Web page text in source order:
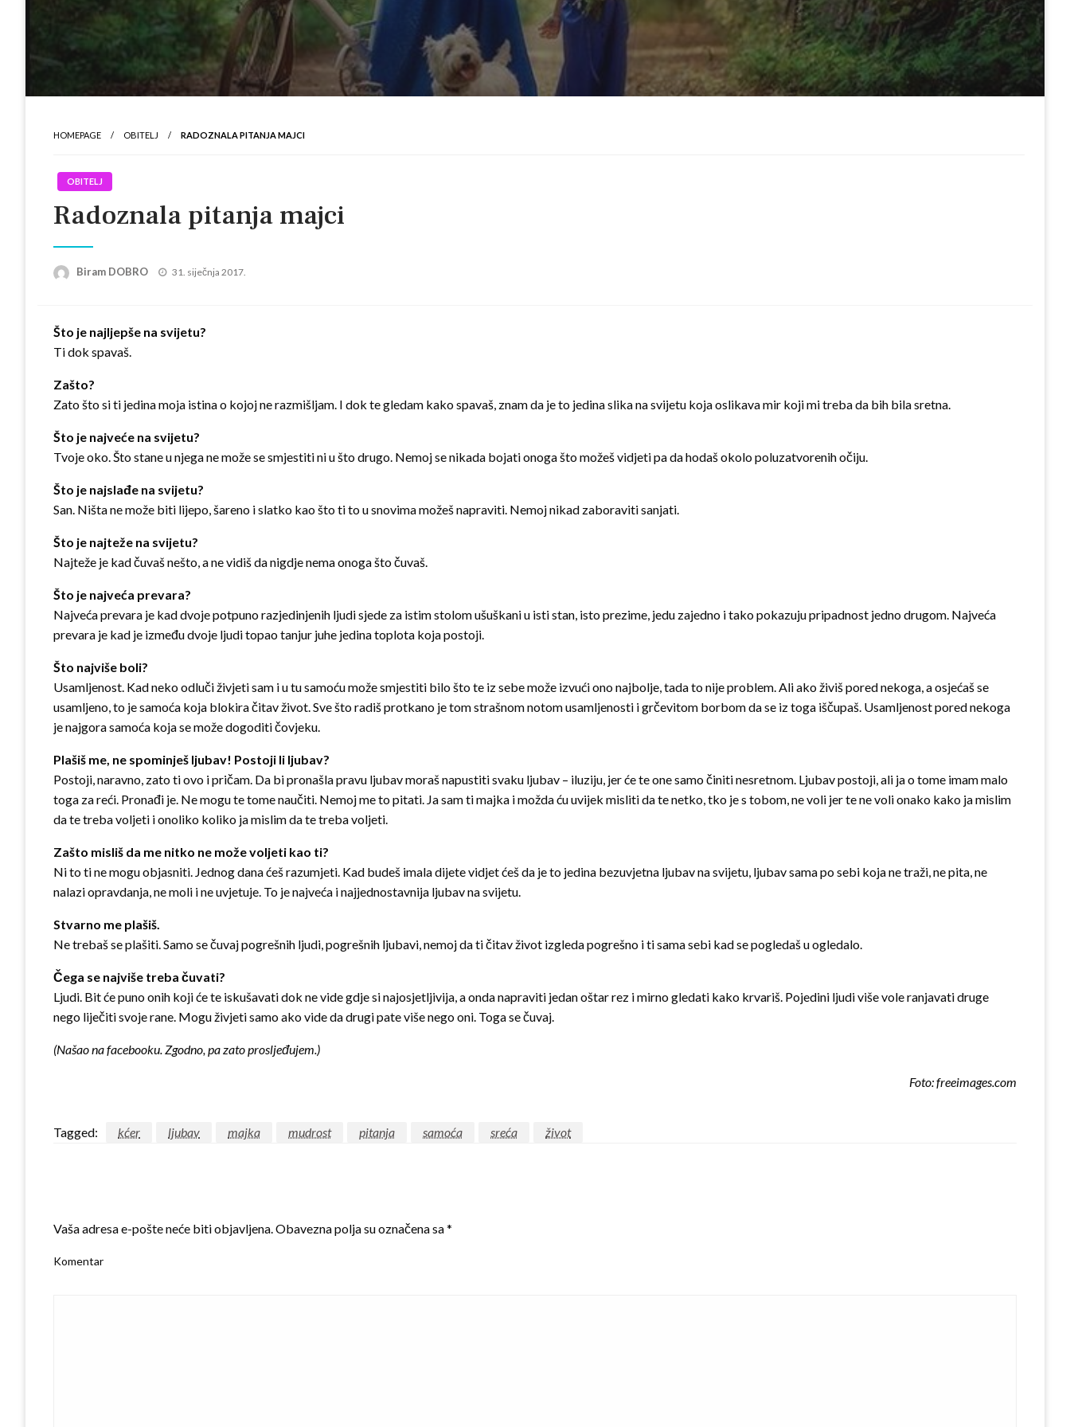
HOMEPAGE OBITELJ RADOZNALA PITANJA MAJCI
OBITELJ
Radoznala pitanja majci
Biram DOBRO
Posted
31. siječnja 2017.
Što je najljepše na svijetu?
Ti dok spavaš.
Zašto?
Zato što si ti jedina moja istina o kojoj ne razmišljam. I dok te gledam kako spavaš, znam da je to jedina slika na svijetu koja oslikava mir koji mi treba da bih bila sretna.
Što je najveće na svijetu?
Tvoje oko. Što stane u njega ne može se smjestiti ni u što drugo. Nemoj se nikada bojati onoga što možeš vidjeti pa da hodaš okolo poluzatvorenih očiju.
Što je najslađe na svijetu?
San. Ništa ne može biti lijepo, šareno i slatko kao što ti to u snovima možeš napraviti. Nemoj nikad zaboraviti sanjati.
Što je najteže na svijetu?
Najteže je kad čuvaš nešto, a ne vidiš da nigdje nema onoga što čuvaš.
Što je najveća prevara?
Najveća prevara je kad dvoje potpuno razjedinjenih ljudi sjede za istim stolom ušuškani u isti stan, isto prezime, jedu zajedno i tako pokazuju pripadnost jedno drugom. Najveća
prevara je kad je između dvoje ljudi topao tanjur juhe jedina toplota koja postoji.
Što najviše boli?
Usamljenost. Kad neko odluči živjeti sam i u tu samoću može smjestiti bilo što te iz sebe može izvući ono najbolje, tada to nije problem. Ali ako živiš pored nekoga, a osjećaš se
usamljeno, to je samoća koja blokira čitav život. Sve što radiš protkano je tom strašnom notom usamljenosti i grčevitom borbom da se iz toga iščupaš. Usamljenost pored nekoga
je najgora samoća koja se može dogoditi čovjeku.
Plašiš me, ne spominješ ljubav! Postoji li ljubav?
Postoji, naravno, zato ti ovo i pričam. Da bi pronašla pravu ljubav moraš napustiti svaku ljubav – iluziju, jer će te one samo činiti nesretnom. Ljubav postoji, ali ja o tome imam malo
toga za reći. Pronađi je. Ne mogu te tome naučiti. Nemoj me to pitati. Ja sam ti majka i možda ću uvijek misliti da te netko, tko je s tobom, ne voli jer te ne voli onako kako ja mislim
da te treba voljeti i onoliko koliko ja mislim da te treba voljeti.
Zašto misliš da me nitko ne može voljeti kao ti?
Ni to ti ne mogu objasniti. Jednog dana ćeš razumjeti. Kad budeš imala dijete vidjet ćeš da je to jedina bezuvjetna ljubav na svijetu, ljubav sama po sebi koja ne traži, ne pita, ne
nalazi opravdanja, ne moli i ne uvjetuje. To je najveća i najjednostavnija ljubav na svijetu.
Stvarno me plašiš.
Ne trebaš se plašiti. Samo se čuvaj pogrešnih ljudi, pogrešnih ljubavi, nemoj da ti čitav život izgleda pogrešno i ti sama sebi kad se pogledaš u ogledalo.
Čega se najviše treba čuvati?
Ljudi. Bit će puno onih koji će te iskušavati dok ne vide gdje si najosjetljivija, a onda napraviti jedan oštar rez i mirno gledati kako krvariš. Pojedini ljudi više vole ranjavati druge
nego liječiti svoje rane. Mogu živjeti samo ako vide da drugi pate više nego oni. Toga se čuvaj.
(Našao na facebooku. Zgodno, pa zato prosljeđujem.)
Foto: freeimages.com
Tagged: kćer ljubav majka mudrost pitanja samoća sreća život
Vaša adresa e-pošte neće biti objavljena.Obavezna polja su označena sa*
Komentar